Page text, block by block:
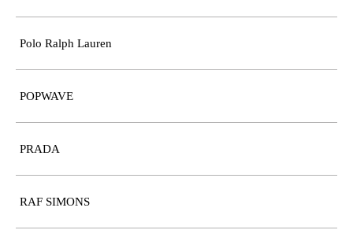
Polo Ralph Lauren
POPWAVE
PRADA
RAF SIMONS